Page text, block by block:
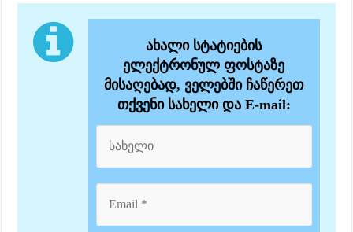
ახალი სტატიების
ელექტრონულ ფოსტაზე
მისაღებად, ველებში ჩაწერეთ
თქვენი სახელი და E-mail: